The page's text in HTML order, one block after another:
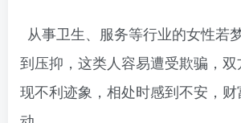
从事卫生、服务等行业的女性若
到压抑，这类人容易遭受欺骗，
现不利迹象，相处时感到不安，